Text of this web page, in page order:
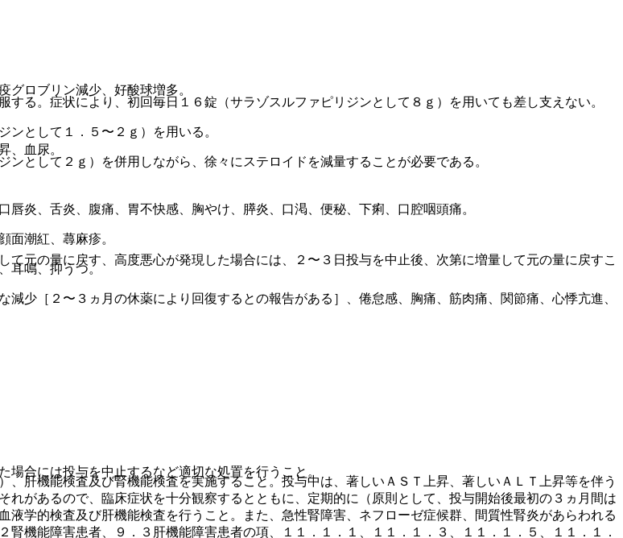
ロブリン減少、好酸球増多。
、血尿。
炎、舌炎、腹痛、胃不快感、胸やけ、膵炎、口渇、便秘、下痢、口腔咽頭痛。
面潮紅、蕁麻疹。
耳鳴、抑うつ。
少［２〜３ヵ月の休薬により回復するとの報告がある］、倦怠感、胸痛、筋肉痛、関節痛、心悸亢進、
肝機能検査及び腎機能検査を実施すること。投与中は、著しいＡＳＴ上昇、著しいＡＬＴ上昇等を伴う
があるので、臨床症状を十分観察するとともに、定期的に（原則として、投与開始後最初の３ヵ月間は
学的検査及び肝機能検査を行うこと。また、急性腎障害、ネフローゼ症候群、間質性腎炎があらわれる
機能障害患者、９．３肝機能障害患者の項、１１．１．１、１１．１．３、１１．１．５、１１．１．
る。症状により、初回毎日１６錠（サラゾスルファピリジンとして８ｇ）を用いても差し支えない。
ンとして１．５〜２ｇ）を用いる。
として２ｇ）を併用しながら、徐々にステロイドを減量することが必要である。
元の量に戻す、高度悪心が発現した場合には、２〜３日投与を中止後、次第に増量して元の量に戻すこ
合には投与を中止するなど適切な処置を行うこと。